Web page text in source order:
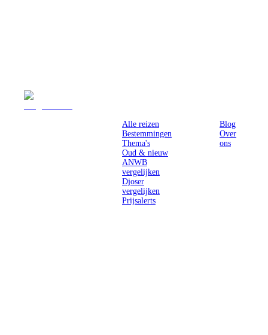
Alle reizen
Bestemmingen
Thema's
Oud & nieuw
ANWB
vergelijken
Djoser
vergelijken
Prijsalerts
Blog
Over
ons